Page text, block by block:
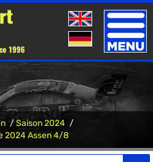
Toggle
Saison 2024
2024 Assen 4/8